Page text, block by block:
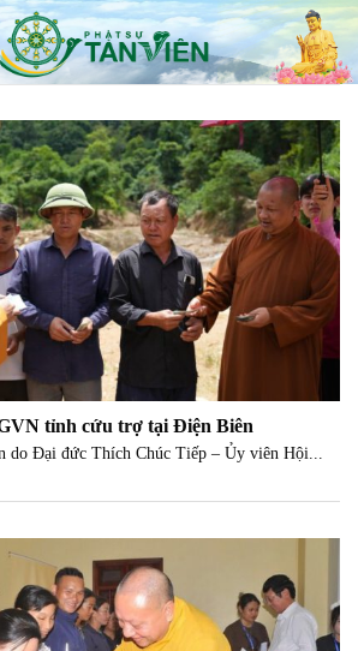
tỉnh cứu trợ tại Điện Biên
do Đại đức Thích Chúc Tiếp – Ủy viên Hội...